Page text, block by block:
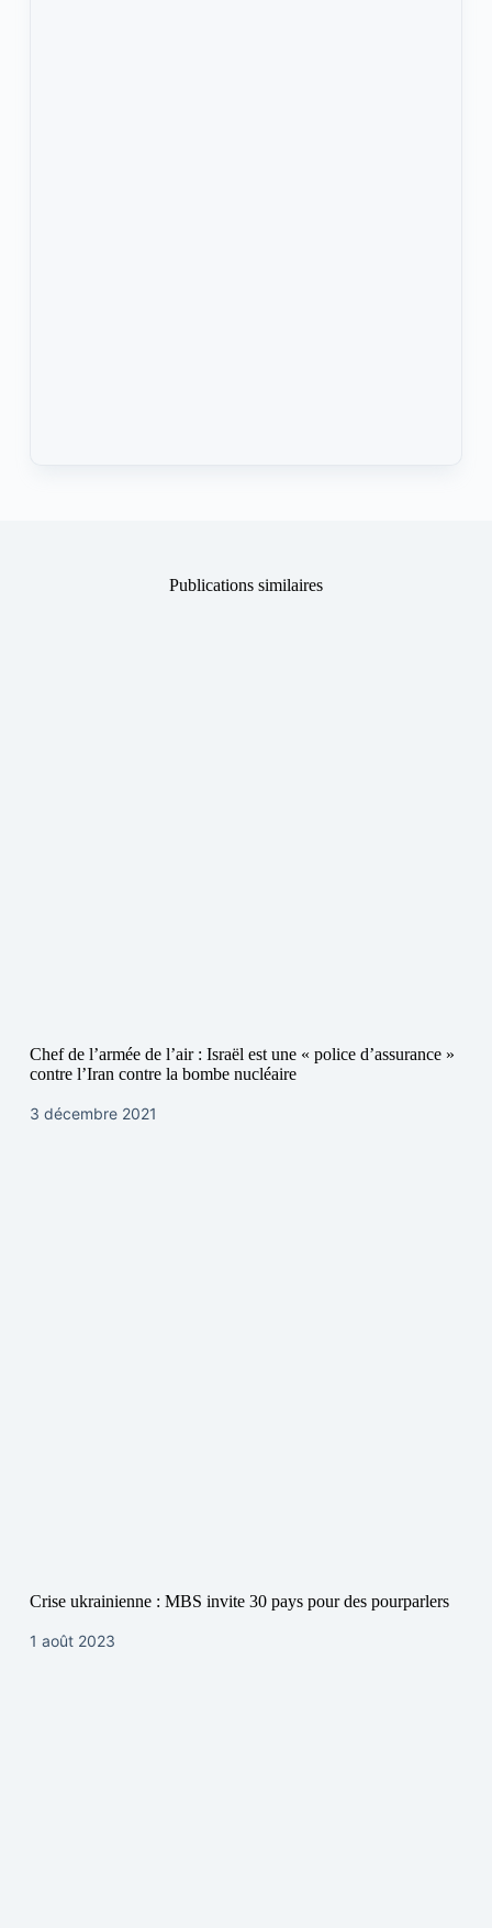
Publications similaires
Chef de l’armée de l’air : Israël est une « police d’assurance »
contre l’Iran contre la bombe nucléaire
3 décembre 2021
Crise ukrainienne : MBS invite 30 pays pour des pourparlers
1 août 2023